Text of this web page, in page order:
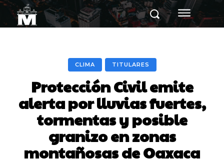
CLIMA TITULARES
Protección Civil emite
alerta por lluvias fuertes,
tormentas y posible
granizo en zonas
montañosas de Oaxaca